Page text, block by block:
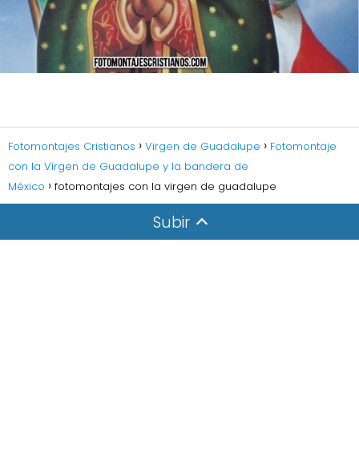
Fotomontajes Cristianos Virgen de Guadalupe
Fotomontaje
con la Vírgen de Guadalupe y la bandera de
México
fotomontajes con la virgen de guadalupe
Subir